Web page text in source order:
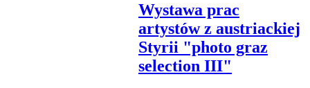
Wystawa prac
artystów z austriackiej
Styrii "photo graz
selection III"